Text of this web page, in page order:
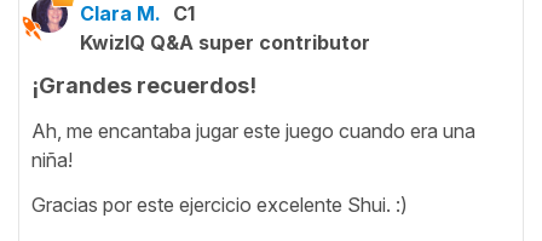
Clara M. C1
KwizIQ Q&A super contributor
¡Grandes recuerdos!
Ah, me encantaba jugar este juego cuando era una
niña!
Gracias por este ejercicio excelente Shui. :)